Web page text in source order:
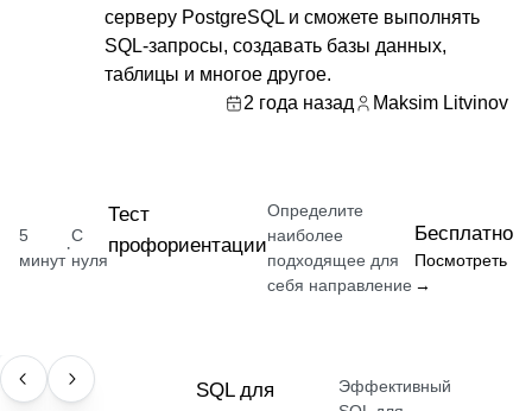
серверу PostgreSQL и сможете выполнять
SQL-запросы, создавать базы данных,
таблицы и многое другое.
2 года назад
Maksim Litvinov
5
минут
·
С
нуля
Тест
профориентации
Определите
наиболее
подходящее для
себя направление
Бесплатно
Посмотреть
→
НАВЫК
SQL для
Эффективный